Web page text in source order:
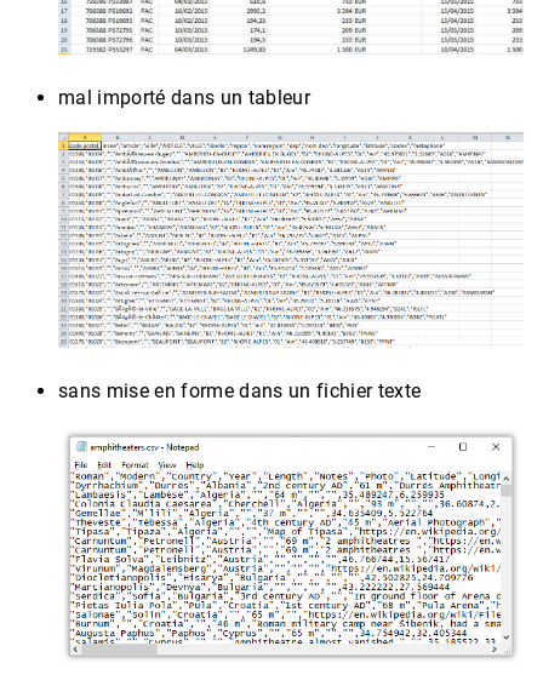
mal importé dans un tableur
sans mise en forme dans un fichier texte